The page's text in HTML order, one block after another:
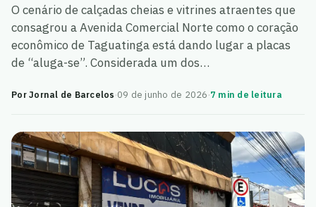
O cenário de calçadas cheias e vitrines atraentes que
consagrou a Avenida Comercial Norte como o coração
econômico de Taguatinga está dando lugar a placas
de “aluga-se”. Considerada um dos…
Por Jornal de Barcelos·09 de junho de 2026·7 min de leitura